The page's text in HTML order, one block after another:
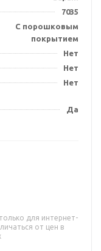
7035
С порошковым
покрытием
Нет
Нет
Нет
Да
для интернет-
от цен в